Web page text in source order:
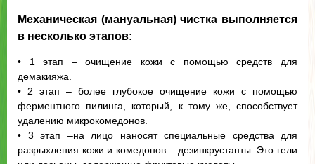
Механическая (мануальная) чистка выполняется
в несколько этапов:
• 1 этап – очищение кожи с помощью средств для
демакияжа.
• 2 этап – более глубокое очищение кожи с помощью
ферментного пилинга, который, к тому же, способствует
удалению микрокомедонов.
• 3 этап –на лицо наносят специальные средства для
разрыхления кожи и комедонов – дезинкрустанты. Это гели